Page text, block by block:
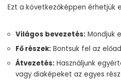
Ezt a következőképpen érhetjük
Világos bevezetés: Mondjuk
Fő részek: Bontsuk fel az
Átvezetés: Használjunk
vagy diaképeket az egyes